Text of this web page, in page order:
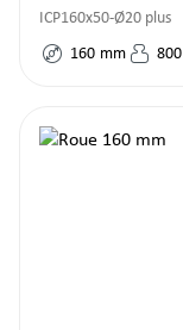
ICP160x50-Ø20 plus
160 mm 800